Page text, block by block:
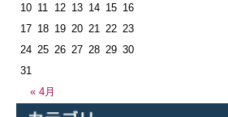
« 4月
10 11 12 13 14 15 16
17 18 19 20 21 22 23
24 25 26 27 28 29 30
31